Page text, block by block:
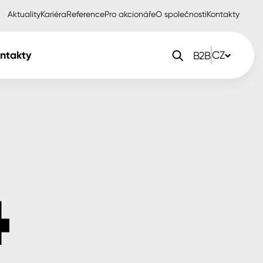
AktualityKariéraReferencePro akcionářeO společnostiKontakty
B2BCZ